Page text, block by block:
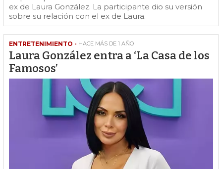
ex de Laura González. La participante dio su versión
sobre su relación con el ex de Laura.
ENTRETENIMIENTO - HACE MÁS DE 1 AÑO
Laura González entra a ‘La Casa de los
Famosos’